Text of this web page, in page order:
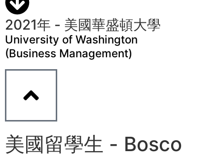
2021年 - 美國華盛頓大學
University of Washington
(Business Management)
美國留學生 - Bosco